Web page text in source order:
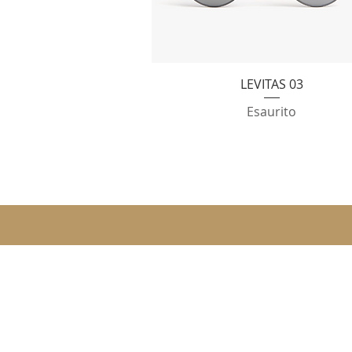
Vista rapida
LEVITAS 03
Esaurito